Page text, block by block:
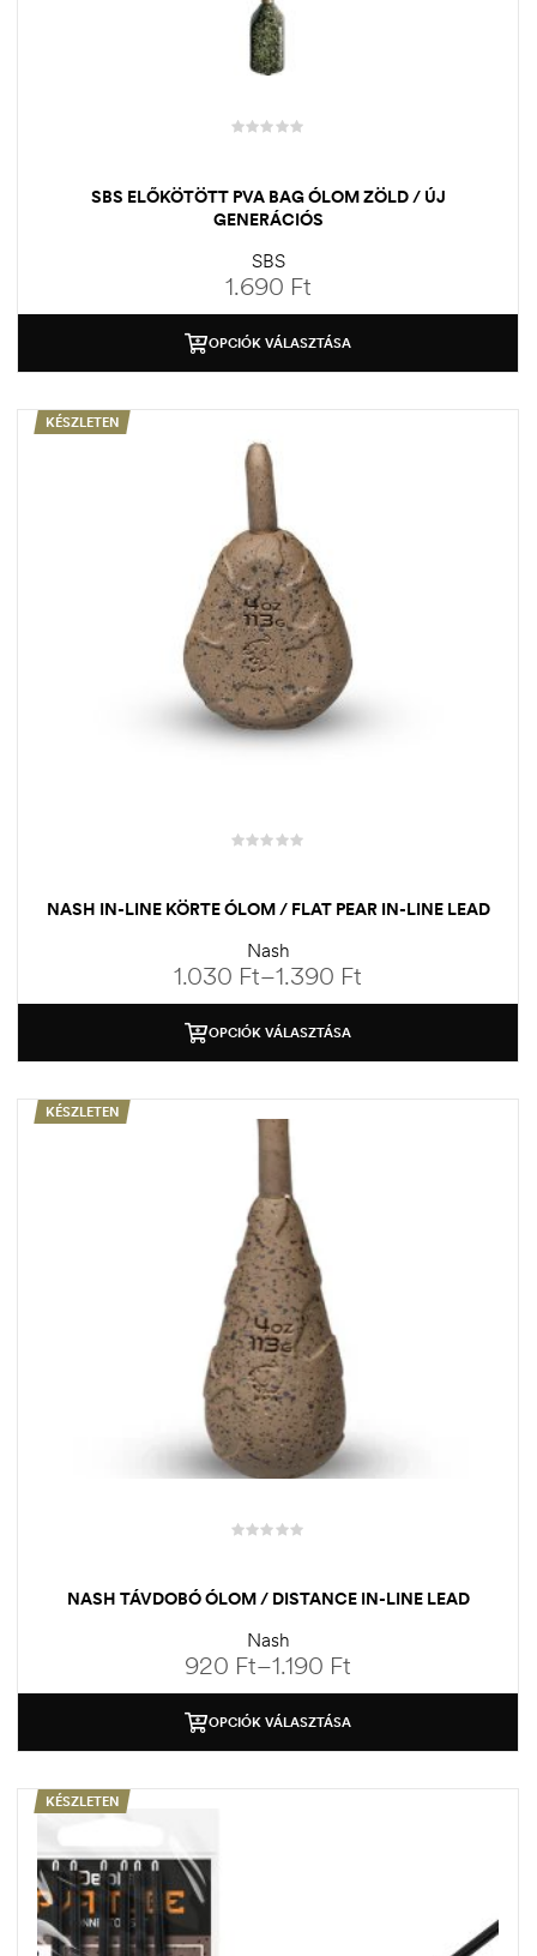
SBS ELŐKÖTÖTT PVA BAG ÓLOM ZÖLD / ÚJ
GENERÁCIÓS
SBS
1.690 Ft
OPCIÓK VÁLASZTÁSA
KÉSZLETEN
NASH IN-LINE KÖRTE ÓLOM / FLAT PEAR IN-LINE LEAD
Nash
1.030 Ft–1.390 Ft
OPCIÓK VÁLASZTÁSA
KÉSZLETEN
NASH TÁVDOBÓ ÓLOM / DISTANCE IN-LINE LEAD
Nash
920 Ft–1.190 Ft
OPCIÓK VÁLASZTÁSA
KÉSZLETEN